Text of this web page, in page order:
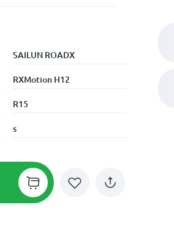
SAILUN ROADX
RXMotion H12
R15
s